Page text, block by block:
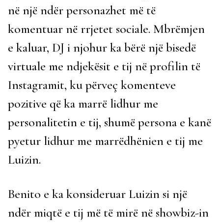
në një ndër personazhet më të
komentuar në rrjetet sociale. Mbrëmjen
e kaluar, DJ i njohur ka bërë një bisedë
virtuale me ndjekësit e tij në profilin të
Instagramit, ku përveç komenteve
pozitive që ka marrë lidhur me
personalitetin e tij, shumë persona e kanë
pyetur lidhur me marrëdhënien e tij me
Luizin.
Benito e ka konsideruar Luizin si një
ndër miqtë e tij më të mirë në showbiz-in